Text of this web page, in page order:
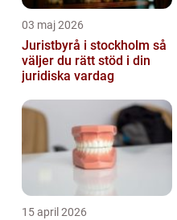
03 maj 2026
Juristbyrå i stockholm så
väljer du rätt stöd i din
juridiska vardag
15 april 2026